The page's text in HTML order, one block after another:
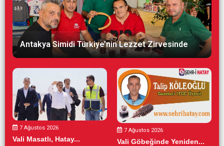
Antakya Simidi Türkiye’nin Lezzet Zirvesinde
7 Ağustos 2026
Vali Masatlı, Hatay...
7 Ağustos 2026
Vali Göbeğinde Yeniden...